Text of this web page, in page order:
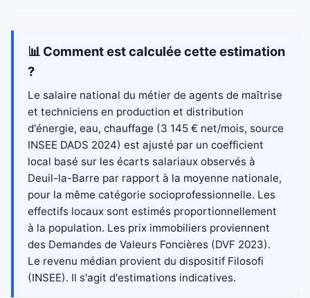
📊 Comment est calculée cette estimation
?
Le salaire national du métier de agents de maîtrise
et techniciens en production et distribution
d'énergie, eau, chauffage (3 145 € net/mois, source
INSEE DADS 2024) est ajusté par un coefficient
local basé sur les écarts salariaux observés à
Deuil-la-Barre par rapport à la moyenne nationale,
pour la même catégorie socioprofessionnelle. Les
effectifs locaux sont estimés proportionnellement
à la population. Les prix immobiliers proviennent
des Demandes de Valeurs Foncières (DVF 2023).
Le revenu médian provient du dispositif Filosofi
(INSEE). Il s'agit d'estimations indicatives.